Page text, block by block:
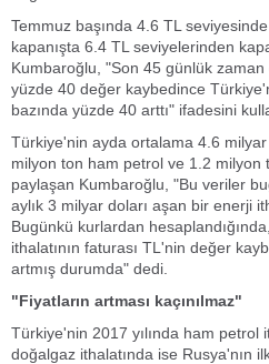
Temmuz başında 4.6 TL
kapanışta 6.4 TL seviyelerinden
Kumbaroğlu, "Son 45 günlük zaman
yüzde 40 değer kaybedince
bazında yüzde 40 arttı" ifadesini
Türkiye'nin ayda ortalama 4.6
milyon ton ham petrol ve 1.2 milyon
paylaşan Kumbaroğlu, "Bu veriler
aylık 3 milyar doları aşan bir enerji
Bugünkü kurlardan
ithalatının faturası TL'nin değer
artmış durumda" dedi.
"Fiyatların artması kaçınılmaz"
Türkiye'nin 2017 yılında ham petrol
doğalgaz ithalatında ise Rusya'nın